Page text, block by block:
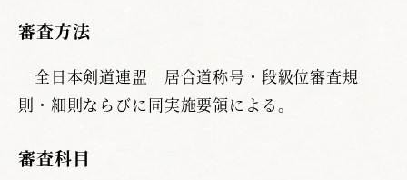
審査方法
全日本剣道連盟 居合道称号・段級位審査規
則・細則ならびに同実施要領による。
審査科目